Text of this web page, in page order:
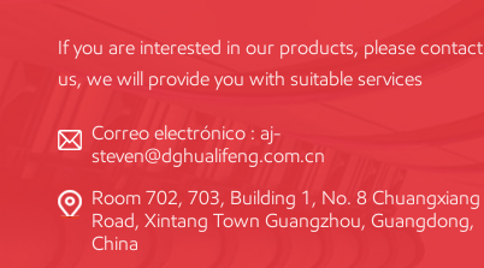
If you are interested in our products, please contact
us, we will provide you with suitable services
Correo electrónico : aj-
steven@dghualifeng.com.cn
Room 702, 703, Building 1, No. 8 Chuangxiang
Road, Xintang Town Guangzhou, Guangdong,
China